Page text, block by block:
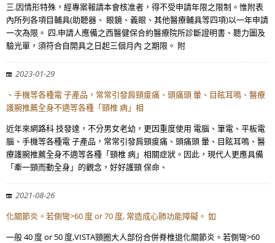
三.因情形特殊，經專案報請本會核准者，得不受申請年限之限制。惟附表
內所列各項目輔具(助聽器、 眼鏡、義眼、其他醫療輔具等四項)以一年申請
一次為限。 四.申請人應備之西醫健保合約醫療院所診斷證明書、聽力圖及
驗光單，須符合自開具之日起三個月內 之期限。 附
2023-01-29
、手機等各種電 子產品，常常引發肩頸痠痛、頭痛頭 暈、目眩耳鳴、醫療
護腕推薦全身不適等各種「頸椎 病」相
近年來網路科 技發達，不分男女老幼，更因重度使用 電腦、筆電、平板電
腦、手機等各種電 子產品，常常引發肩頸痠痛、頭痛頭 暈、目眩耳鳴、醫
療護腕推薦全身不適等各種「頸椎 病」相關症狀。因此，現代人更應具備
「牽一頸而動全身」的觀念，好好護頸 保命、
2021-08-26
化關節炎。若側彎>60 度 or 70 度, 常造成心肺功能障礙。 如
一般 40 度 or 50 度,VISTA頸圈大人部份合併脊椎退化關節炎。若側彎>60